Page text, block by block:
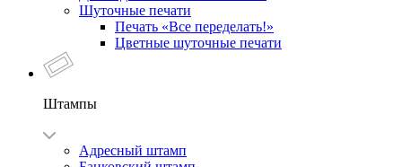
Шуточные печати
Печать «Все переделать!»
Цветные шуточные печати
Штампы
Адресный штамп